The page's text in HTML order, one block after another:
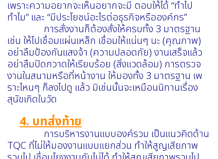
เพราะความอยากจะเห็นอยากจะมี ตอบให้ได้ “ทำไป
ทำไม” และ “มีประโยชน์อะไรต่อธุรกิจหรือองค์กร”
การสั่งงานก็ต้องสั่งให้ครบทั้ง 3 มาตรฐาน
เช่น ให้ไปเชื่อมแผ่นเหล็ก เชื่อมให้แน่นๆ นะ (คุณภาพ)
อย่าลืมป้องกันแสงจ้า (ความปลอดภัย) งานเสร็จแล้ว
อย่าลืมปัดกวาดให้เรียบร้อย (สิ่งแวดล้อม) การตรวจ
งานในสนามหรือที่หน้างาน ให้มองทั้ง 3 มาตรฐาน เพ
ราะไหนๆ ก็ลงไปดู แล้ว มิเช่นนั้นจะเหมือนนิทานเรื่อง
สุนัขเกิดในวัด
4. บทส่งท้าย
การบริหารงานแบบองค์รวม เป็นแนวคิดด้าน
TQC ที่ไม่ให้มองงานแบบแยกส่วน ทำให้สูญเสียภาพ